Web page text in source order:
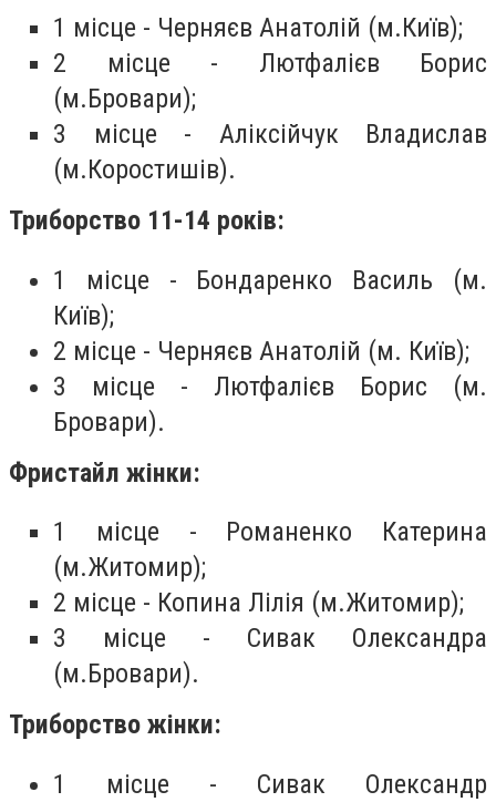
1 місце - Черняєв Анатолій (м.Київ);
2 місце - Лютфалієв Борис
(м.Бровари);
3 місце - Аліксійчук Владислав
(м.Коростишів).
Триборство 11-14 років:
1 місце - Бондаренко Василь (м.
Київ);
2 місце - Черняєв Анатолій (м. Київ);
3 місце - Лютфалієв Борис (м.
Бровари).
Фристайл жінки:
1 місце - Романенко Катерина
(м.Житомир);
2 місце - Копина Лілія (м.Житомир);
3 місце - Сивак Олександра
(м.Бровари).
Триборство жінки:
1 місце - Сивак Олександр